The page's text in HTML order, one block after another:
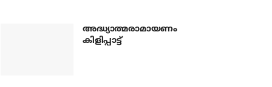
അദ്ധ്യാത്മരാമായണം
കിളിപ്പാട്ട്